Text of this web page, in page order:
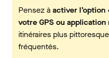
Pensez àactiver l’option
votre GPS ou application
itinéraires plus
fréquentés.